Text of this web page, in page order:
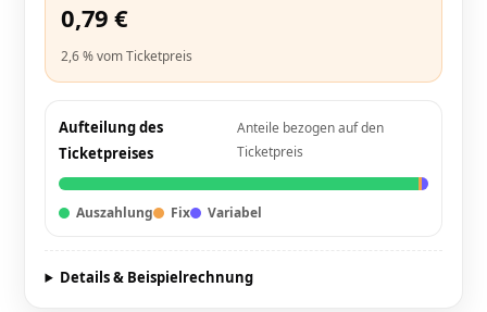
0,79 €
2,6 % vom Ticketpreis
Aufteilung des
Ticketpreises
Anteile bezogen auf den
Ticketpreis
Auszahlung Fix Variabel
Details & Beispielrechnung